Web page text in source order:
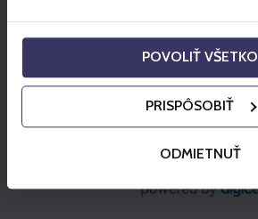
POVOLIŤ VŠETKO
PRISPÔSOBIŤ
ODMIETNUŤ